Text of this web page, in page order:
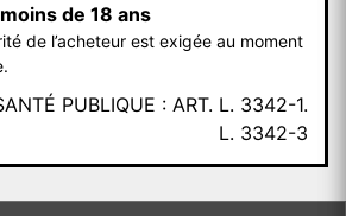
de 18 ans
de l’acheteur est exigée au moment
PUBLIQUE : ART. L. 3342-1.
L. 3342-3